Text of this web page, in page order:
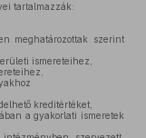
tartalmazzák:
meghatározottak szerint
ismereteihez,
kreditértéket,
a gyakorlati ismeretek